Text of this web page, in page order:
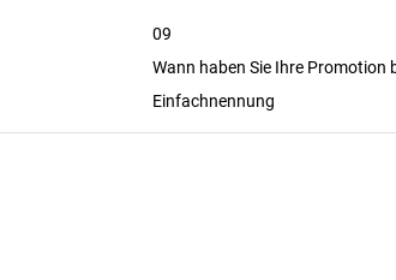
09
Wann haben Sie Ihre Promotion
Einfachnennung